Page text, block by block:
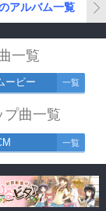
アルバム一覧
一覧
ービー 一覧
プ曲一覧
一覧